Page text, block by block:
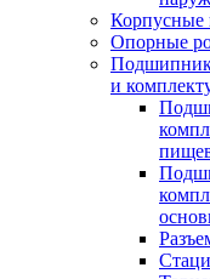
Опорные
и